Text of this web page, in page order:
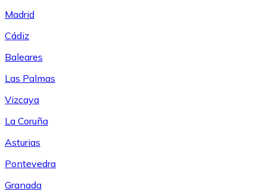
Madrid
Cádiz
Baleares
Las Palmas
Vizcaya
La Coruña
Asturias
Pontevedra
Granada